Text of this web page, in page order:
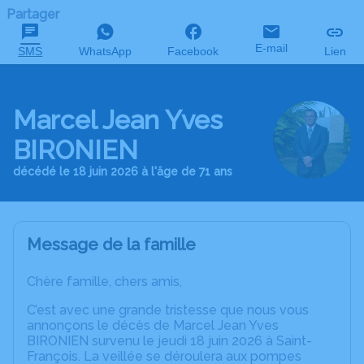
Partager
SMS WhatsApp Facebook E-mail Lien
Marcel Jean Yves
BIRONIEN
décédé le 18 juin 2026 à l'âge de 71 ans
Message de la famille
Chère famille, chers amis,
C’est avec une grande tristesse que nous vous
annonçons le décès de Marcel Jean Yves
BIRONIEN survenu le jeudi 18 juin 2026 à Saint-
François. La veillée se déroulera aux pompes